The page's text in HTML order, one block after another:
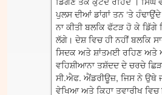
ਪੁਲਸ ਦੀਆਂ ਡਾਂਗਾਂ ਤਨ ‘ਤੇ
ਨਾ ਕੀਤੀ ਬਲਕਿ ਫੱਟੜ ਹੋ ਕੇ ਡਿੱਗੇ
ਲੱਗੇ। ਦੇਸ਼ ਵਿਚ ਹੀ ਨਹੀਂ ਬਲਕਿ
ਸਿਦਕ ਅਤੇ ਸ਼ਾਂਤਮਈ ਰਹਿਣ ਅਤੇ
ਵਹਿਸ਼ੀਆਨਾ ਤਸ਼ੱਦਦ ਦੇ ਚਰਚੇ
ਸੀ.ਐਫ. ਐਂਡਰੀਊਜ਼, ਜਿਸ ਨੇ ਉਥੇ
ਵੇਖਿਆ ਅਤੇ ਕਿਹਾ ਤਵਾਰੀਖ ਵਿਚ